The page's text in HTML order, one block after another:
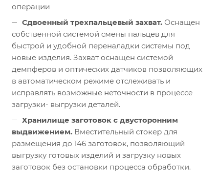
операции
Сдвоенный трехпальцевый захват. Оснащен
собственной системой смены пальцев для
быстрой и удобной переналадки системы под
новые изделия. Захват оснащен системой
демпферов и оптических датчиков позволяющих
в автоматическом режиме отслеживать и
исправлять возможные неточности в процессе
загрузки- выгрузки деталей.
Хранилище заготовок с двусторонним
выдвижением. Вместительный стокер для
размещения до 146 заготовок, позволяющий
выгрузку готовых изделий и загрузку новых
заготовок без остановки процесса обработки.